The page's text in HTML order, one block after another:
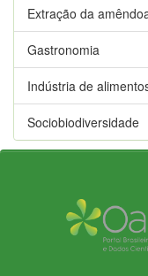
Extração da
Gastronomia
Indústria de
Sociobiodiversidade